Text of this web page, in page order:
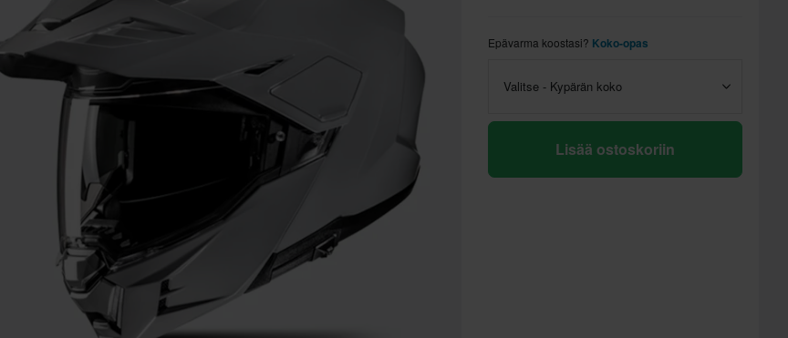
Epävarma koostasi? Koko-opas
Valitse - Kypärän koko
Lisää ostoskoriin